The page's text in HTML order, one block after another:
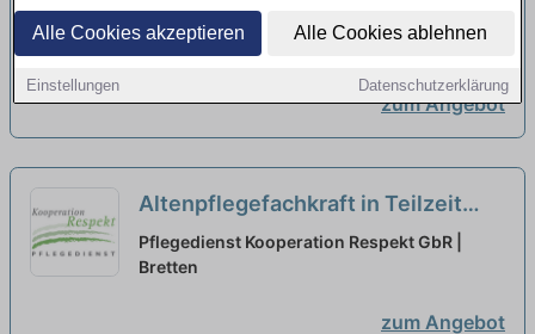
Alle Cookies akzeptieren Alle Cookies ablehnen
Einstellungen Datenschutzerklärung
Entwicklungsplanung (70%
Teilzeit) neu
Karlsruher Institut für Technologie |
Karlsruhe, Baden
zum Angebot
Altenpflegefachkraft in Teilzeit
(20h) (m/w/d) – Wir suchen
Zuwachs in unserem Team!
Pflegedienst Kooperation Respekt GbR |
Bretten
zum Angebot